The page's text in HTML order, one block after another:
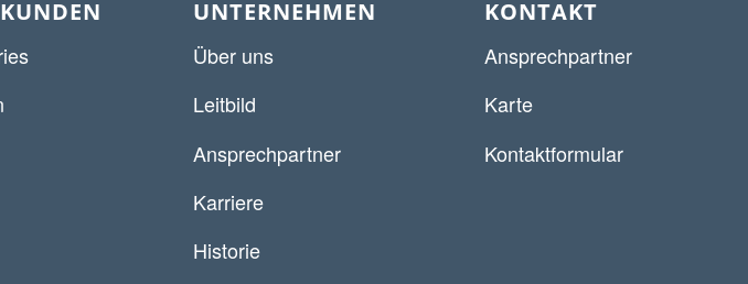
UNTERNEHMEN
Über uns
Leitbild
Ansprechpartner
Karriere
Historie
KONTAKT
Ansprechpartner
Karte
Kontaktformular